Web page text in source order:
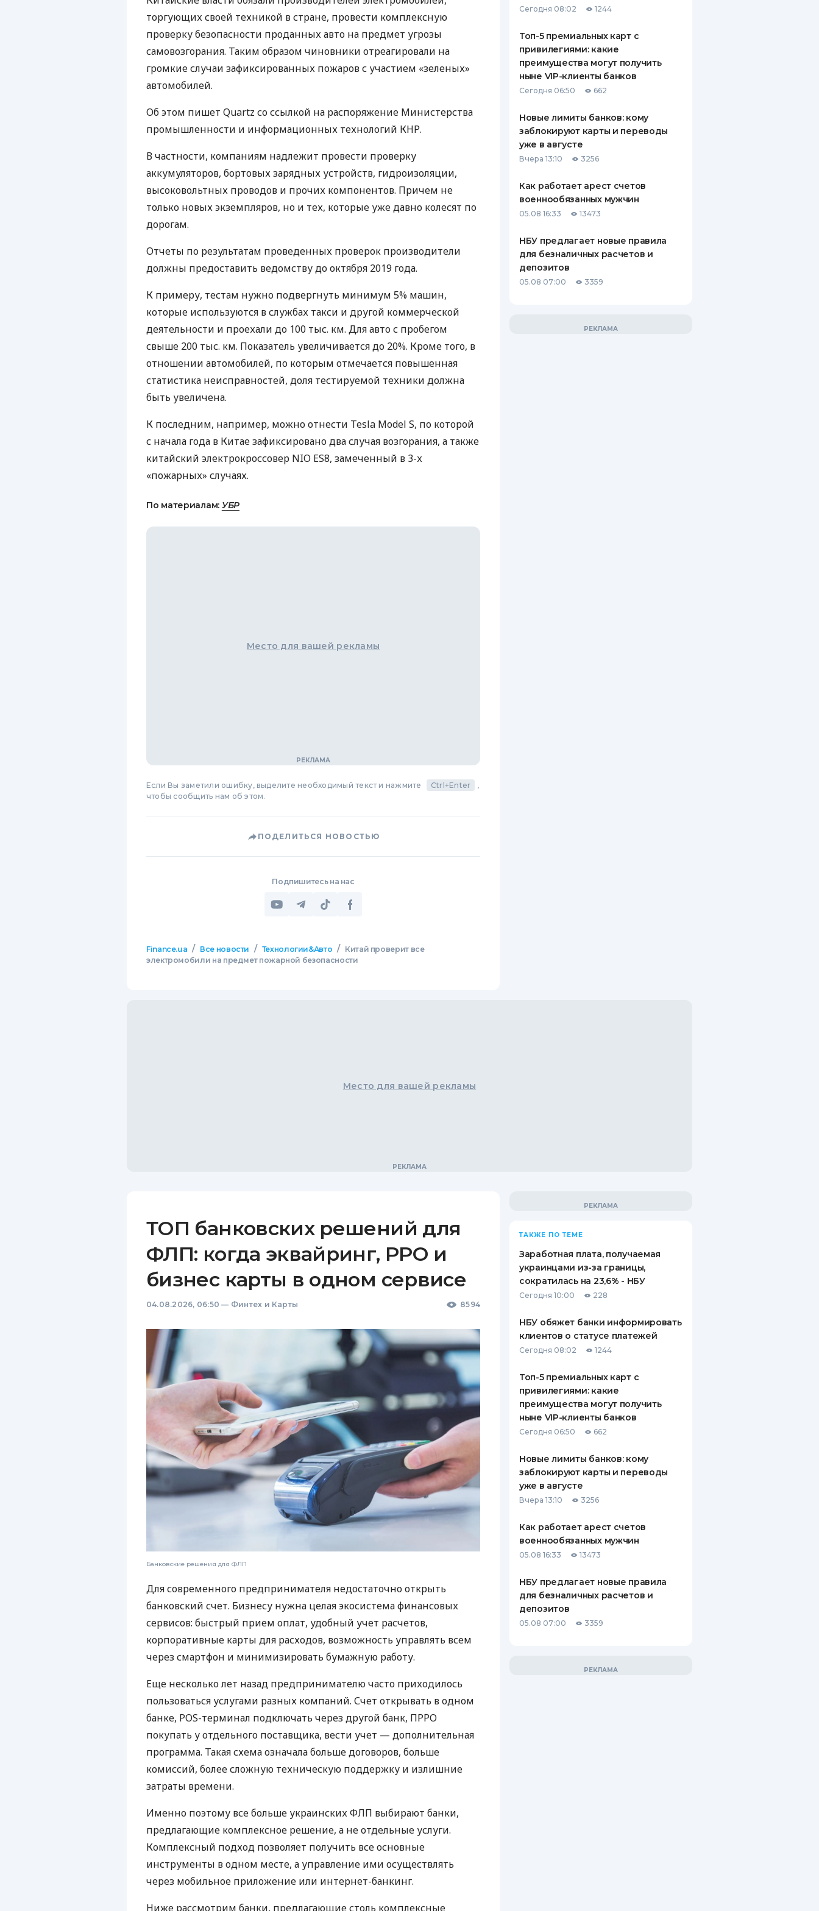
ЕЖЕМЕСЯЧНЫЙ ОБЗОР
КЕШБЭКА
ПУТЕВОДИТЕЛИ ПО
БАНКОВСКИМ КАРТАМ
ВСЕ СТРАХОВЫЕ ПОЛИСЫ
СТРАХОВЫЕ КОМПАНИИ
КОМПАНИЯХ
КОНТАКТЫ
торгующих своей техникой в стране, провести комплексную
проверку безопасности проданных авто на предмет угрозы
самовозгорания. Таким образом чиновники отреагировали на
громкие случаи зафиксированных пожаров с участием «зеленых»
автомобилей.
Об этом пишет Quartz со ссылкой на распоряжение Министерства
промышленности и информационных технологий КНР.
В частности, компаниям надлежит провести проверку
аккумуляторов, бортовых зарядных устройств, гидроизоляции,
высоковольтных проводов и прочих компонентов. Причем не
только новых экземпляров, но и тех, которые уже давно колесят по
дорогам.
Отчеты по результатам проведенных проверок производители
должны предоставить ведомству до октября 2019 года.
К примеру, тестам нужно подвергнуть минимум 5% машин,
которые используются в службах такси и другой коммерческой
деятельности и проехали до 100 тыс. км. Для авто с пробегом
свыше 200 тыс. км. Показатель увеличивается до 20%. Кроме того, в
отношении автомобилей, по которым отмечается повышенная
статистика неисправностей, доля тестируемой техники должна
быть увеличена.
К последним, например, можно отнести Tesla Model S, по которой
с начала года в Китае зафиксировано два случая возгорания, а также
китайский электрокроссовер NIO ES8, замеченный в 3-х
«пожарных» случаях.
По материалам: УБР
Место для вашей рекламы
Если Вы заметили ошибку, выделите необходимый текст и нажмите Ctrl+Enter
,
чтобы сообщить нам об этом.
ПОДЕЛИТЬСЯ НОВОСТЬЮ
Подпишитесь на нас
Finance.ua / Все новости / Технологии&Авто /
Китай проверит все
электромобили на предмет пожарной безопасности
Сегодня 08:02 1244
Топ-5 премиальных карт с
привилегиями: какие
преимущества могут получить
ныне VIP-клиенты банков
Сегодня 06:50 662
Новые лимиты банков: кому
заблокируют карты и переводы
уже в августе
Вчера 13:10 3256
Как работает арест счетов
военнообязанных мужчин
05.08 16:33 13473
НБУ предлагает новые правила
для безналичных расчетов и
депозитов
05.08 07:00 3359
Место для вашей рекламы
ТОП банковских решений для
ФЛП: когда эквайринг, РРО и
бизнес карты в одном сервисе
04.08.2026, 06:50 — Финтех и Карты 8594
Банковские решения для ФЛП
Для современного предпринимателя недостаточно открыть
банковский счет. Бизнесу нужна целая экосистема финансовых
сервисов: быстрый прием оплат, удобный учет расчетов,
корпоративные карты для расходов, возможность управлять всем
через смартфон и минимизировать бумажную работу.
Еще несколько лет назад предпринимателю часто приходилось
пользоваться услугами разных компаний. Счет открывать в одном
банке, POS-терминал подключать через другой банк, ПРРО
покупать у отдельного поставщика, вести учет — дополнительная
программа. Такая схема означала больше договоров, больше
комиссий, более сложную техническую поддержку и излишние
затраты времени.
Именно поэтому все больше украинских ФЛП выбирают банки,
предлагающие комплексное решение, а не отдельные услуги.
Комплексный подход позволяет получить все основные
инструменты в одном месте, а управление ими осуществлять
через мобильное приложение или интернет-банкинг.
Ниже рассмотрим банки, предлагающие столь комплексные
ТАКЖЕ ПО ТЕМЕ
Заработная плата, получаемая
украинцами из-за границы,
сократилась на 23,6% - НБУ
Сегодня 10:00 228
НБУ обяжет банки информировать
клиентов о статусе платежей
Сегодня 08:02 1244
Топ-5 премиальных карт с
привилегиями: какие
преимущества могут получить
ныне VIP-клиенты банков
Сегодня 06:50 662
Новые лимиты банков: кому
заблокируют карты и переводы
уже в августе
Вчера 13:10 3256
Как работает арест счетов
военнообязанных мужчин
05.08 16:33 13473
НБУ предлагает новые правила
для безналичных расчетов и
депозитов
05.08 07:00 3359